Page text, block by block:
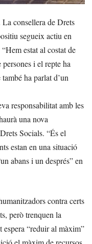
consellera de Drets
segueix actiu en
estat al costat de
i el repte ha
ha parlat d’un
responsabilitat amb les
una nova
Socials. “És el
estan en una situació
abans i un després” en
contra certs
però trenquen la
“reduir al màxim”